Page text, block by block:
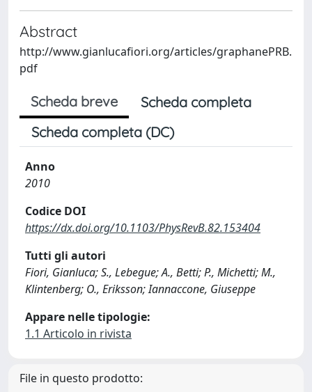
Abstract
http://www.gianlucafiori.org/articles/graphanePRB.
pdf
Scheda breve
Scheda completa
Scheda completa (DC)
Anno
2010
Codice DOI
https://dx.doi.org/10.1103/PhysRevB.82.153404
Tutti gli autori
Fiori, Gianluca; S., Lebegue; A., Betti; P., Michetti; M.,
Klintenberg; O., Eriksson; Iannaccone, Giuseppe
Appare nelle tipologie:
1.1 Articolo in rivista
File in questo prodotto: